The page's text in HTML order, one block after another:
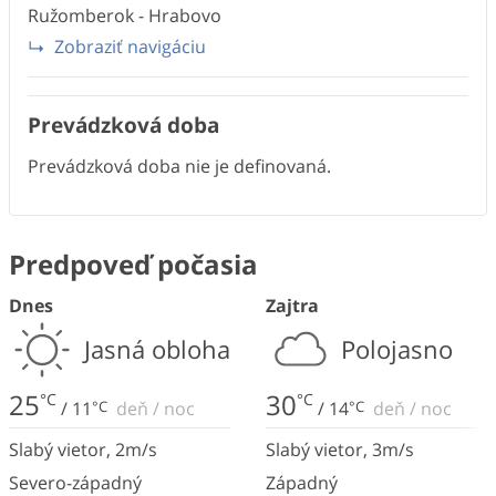
Ružomberok - Hrabovo
Zobraziť navigáciu
Prevádzková doba
Prevádzková doba nie je definovaná.
Predpoveď počasia
Dnes
Jasná obloha
25°C / 11°C deň / noc
Slabý vietor, 2m/s
Severo-západný
Zajtra
Polojasno
30°C / 14°C deň / noc
Slabý vietor, 3m/s
Západný